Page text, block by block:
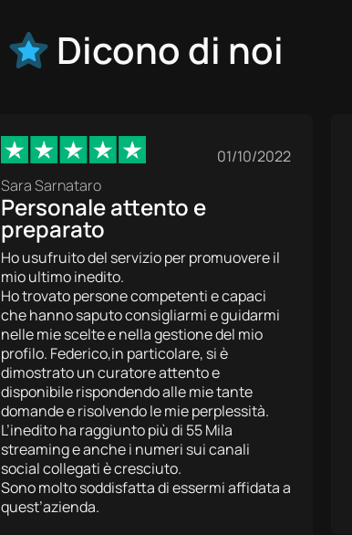
Dicono di noi
01/10/2022
Sara Sarnataro
Personale attento e
preparato
Ho usufruito del servizio per promuovere il
mio ultimo inedito.
Ho trovato persone competenti e capaci
che hanno saputo consigliarmi e guidarmi
nelle mie scelte e nella gestione del mio
profilo. Federico,in particolare, si è
dimostrato un curatore attento e
disponibile rispondendo alle mie tante
domande e risolvendo le mie perplessità.
L’inedito ha raggiunto più di 55 Mila
streaming e anche i numeri sui canali
social collegati è cresciuto.
Sono molto soddisfatta di essermi affidata a
quest’azienda.